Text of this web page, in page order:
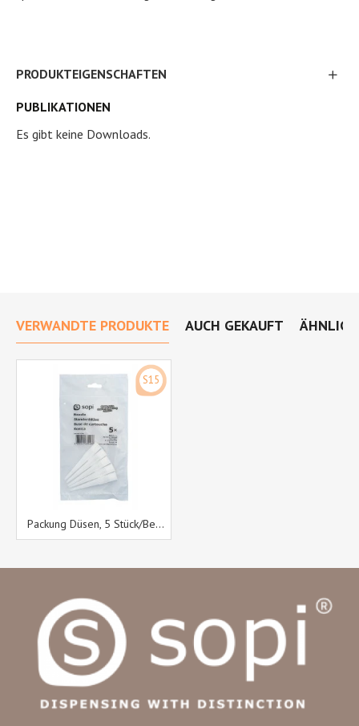
PRODUKTEIGENSCHAFTEN
PUBLIKATIONEN
Es gibt keine Downloads.
VERWANDTE PRODUKTE AUCH GEKAUFT
S15
Packung Düsen, 5 Stück/Beutel